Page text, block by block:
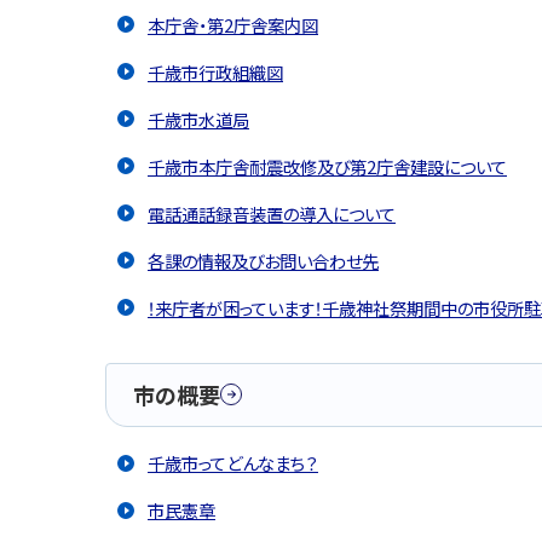
本庁舎・第2庁舎案内図
千歳市行政組織図
千歳市水道局
千歳市本庁舎耐震改修及び第2庁舎建設について
電話通話録音装置の導入について
各課の情報及びお問い合わせ先
！来庁者が困っています！千歳神社祭期間中の市役所
市の概要
千歳市ってどんなまち？
市民憲章